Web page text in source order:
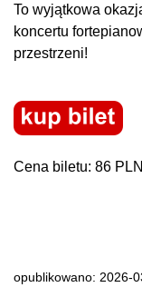
To wyjątkowa
koncertu
przestrzeni!
Cena biletu: 86 PLN
opublikowano: 2026-